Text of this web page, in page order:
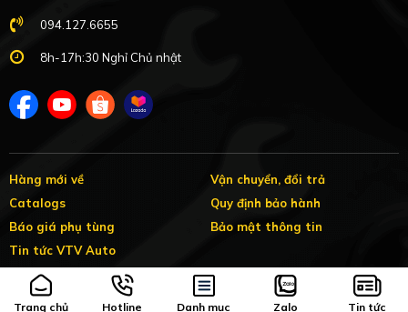
094.127.6655
8h-17h:30 Nghỉ Chủ nhật
Hàng mới về
Catalogs
Báo giá phụ tùng
Tin tức VTV Auto
Vận chuyển, đổi trả
Quy định bảo hành
Bảo mật thông tin
Trang chủ Hotline Danh mục Zalo Tin tức